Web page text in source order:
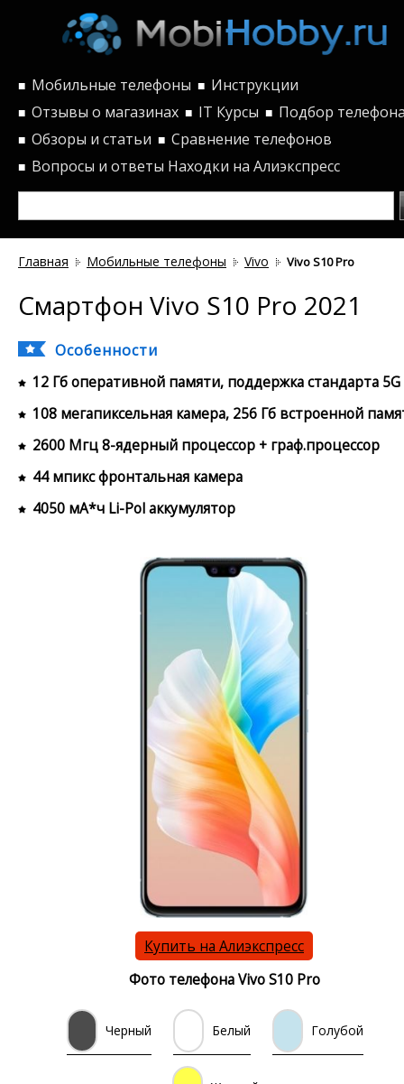
■ Мобильные телефоны ■ Инструкции
■ Отзывы о магазинах ■ IT Курсы ■ Подбор
■ Обзоры и статьи ■ Сравнение телефонов
■ Вопросы и ответы Находки на Алиэкспресс
Главная Мобильные телефоны Vivo Vivo S10 Pro
Смартфон Vivo S10 Pro 2021
Особенности
12 Гб оперативной памяти, поддержка стандарта 5G
108 мегапиксельная камера, 256 Гб встроенной
2600 Мгц 8-ядерный процессор + граф.процессор
44 мпикс фронтальная камера
4050 мА*ч Li-Pol аккумулятор
Купить на Алиэкспресс
Фото телефона Vivo S10 Pro
Черный Белый Голубой